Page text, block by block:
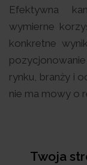
Efektywna
wymierne
konkretne
rynku, branży i
nie ma mowy o
Twoja